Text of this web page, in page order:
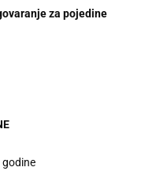
za pojedine
godine